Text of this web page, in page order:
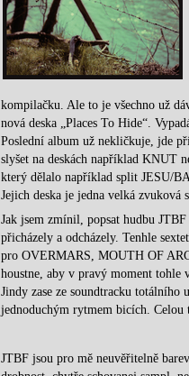
kompilačku. Ale to je všechno už
nová deska „Places To Hide“.
Poslední album už nekličkuje, jde
slyšet na deskách například KNUT
který dělalo například split JESU/
Jejich deska je jedna velká
Jak jsem zmínil, popsat hudbu
přicházely a odcházely. Tenhle
pro OVERMARS, MOUTH OF
houstne, aby v pravý moment
Jindy zase ze soundtracku totálního
jednoduchým rytmem bicích. Celou
JTBF jsou pro mě neuvěřitelně